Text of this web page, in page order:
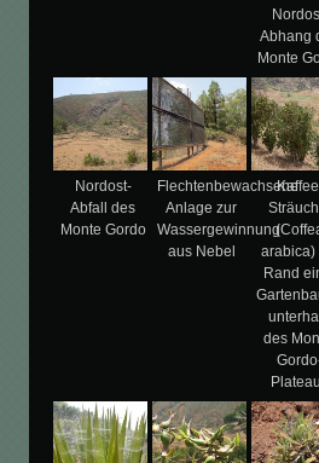
Abhang
Monte
Nordost-
Abfall des
Monte Gordo
Flechtenbewachsene
Anlage zur
Wassergewinnung
aus Nebel
arabica)
Rand
des